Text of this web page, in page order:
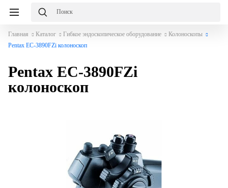
Главная Каталог Гибкое эндоскопическое оборудование
Колоноскопы
Pentax EC-3890FZi колоноскоп
Pentax EC-3890FZi
колоноскоп